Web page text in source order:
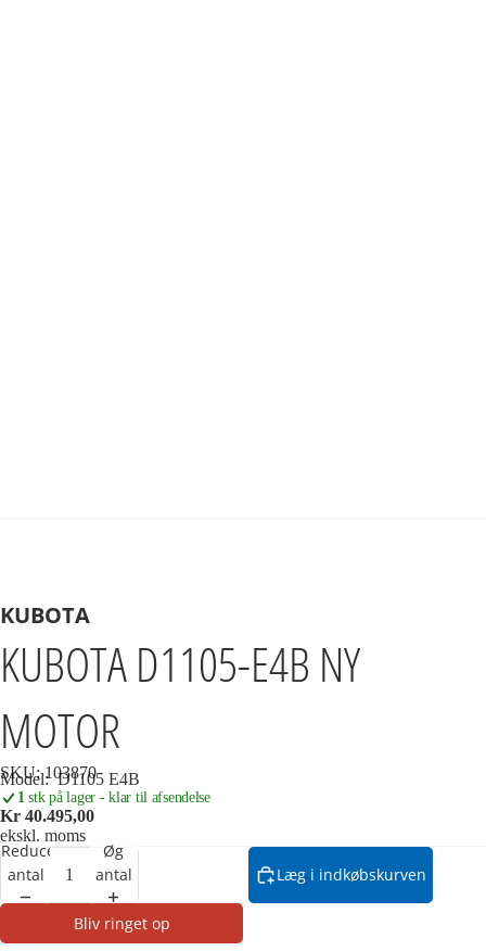
KUBOTA
KUBOTA D1105-E4B NY
MOTOR
SKU:103870
Model: D1105 E4B
1stk på lager - klar til afsendelse
Kr 40.495,00
ekskl. moms
Reducer
antal
Øg
antal
Læg i indkøbskurven
Bliv ringet op